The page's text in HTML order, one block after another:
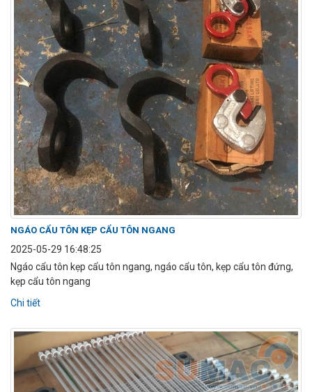
NGÁO CẨU TÔN KẸP CẨU TÔN NGANG
2025-05-29 16:48:25
Ngáo cẩu tôn kẹp cẩu tôn ngang, ngáo cẩu tôn, kẹp cẩu tôn đứng,
kẹp cẩu tôn ngang
Chi tiết